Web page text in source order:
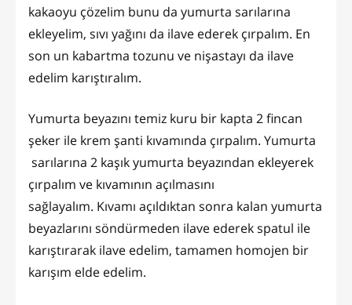
kakaoyu çözelim bunu da yumurta sarılarına
ekleyelim, sıvı yağını da ilave ederek çırpalım. En
son un kabartma tozunu ve nişastayı da ilave
edelim karıştıralım.
Yumurta beyazını temiz kuru bir kapta 2 fincan
şeker ile krem şanti kıvamında çırpalım. Yumurta
sarılarına 2 kaşık yumurta beyazından ekleyerek
çırpalım ve kıvamının açılmasını
sağlayalım. Kıvamı açıldıktan sonra kalan yumurta
beyazlarını söndürmeden ilave ederek spatul ile
karıştırarak ilave edelim, tamamen homojen bir
karışım elde edelim.